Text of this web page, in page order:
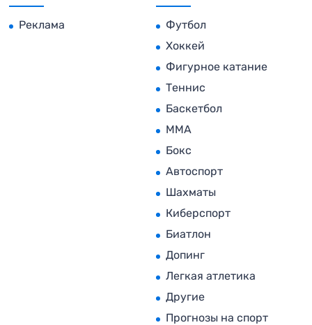
Реклама
Футбол
Хоккей
Фигурное катание
Теннис
Баскетбол
MMA
Бокс
Автоспорт
Шахматы
Киберспорт
Биатлон
Допинг
Легкая атлетика
Другие
Прогнозы на спорт